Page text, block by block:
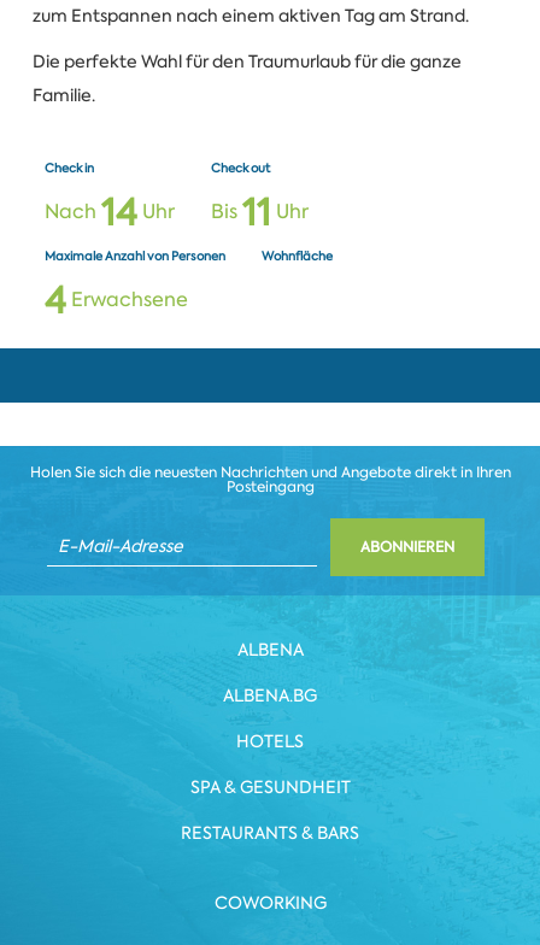
zum Entspannen nach einem aktiven Tag am Strand.
Die perfekte Wahl für den Traumurlaub für die ganze
Familie.
Check in
Nach 14Uhr
Check out
Bis11 Uhr
Maximale Anzahl von Personen
4Erwachsene
Wohnfläche
Holen Sie sich die neuesten Nachrichten und Angebote direkt in Ihren
Posteingang
ABONNIEREN
ALBENA
ALBENA.BG
HOTELS
SPA & GESUNDHEIT
RESTAURANTS & BARS
COWORKING